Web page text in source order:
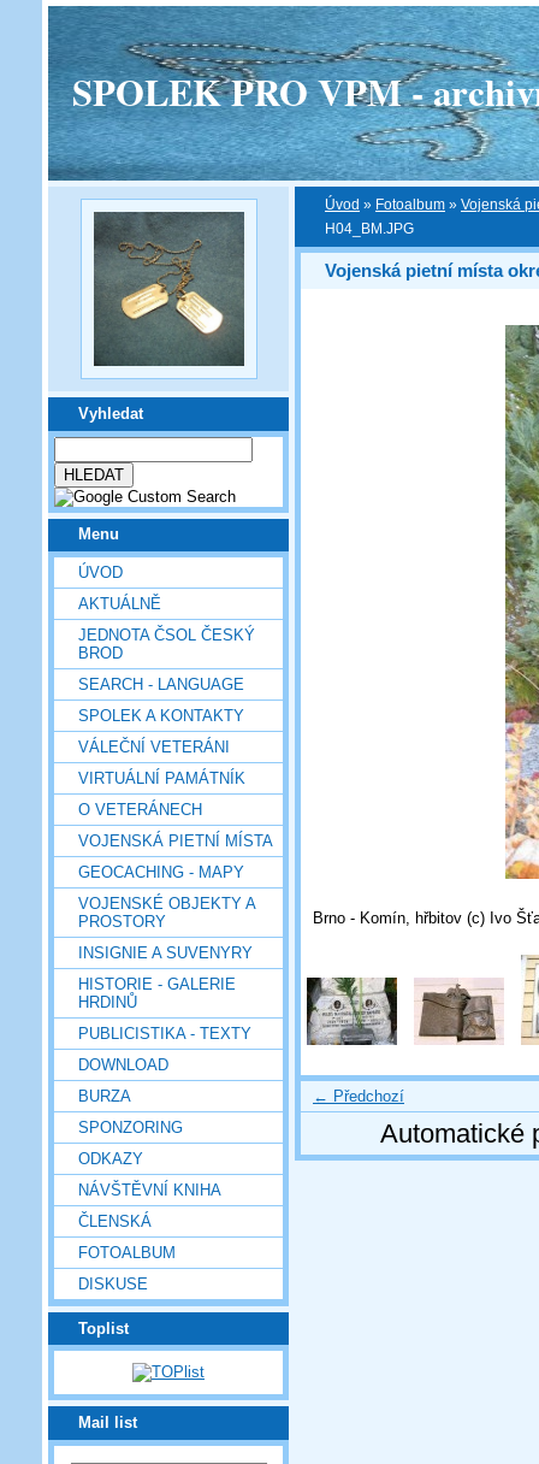
SPOLEK PRO VPM -
Vyhledat
Menu
ÚVOD
AKTUÁLNĚ
JEDNOTA ČSOL ČESKÝ
BROD
SEARCH - LANGUAGE
SPOLEK A KONTAKTY
VÁLEČNÍ VETERÁNI
VIRTUÁLNÍ PAMÁTNÍK
O VETERÁNECH
VOJENSKÁ PIETNÍ MÍSTA
GEOCACHING - MAPY
VOJENSKÉ OBJEKTY A
PROSTORY
INSIGNIE A SUVENYRY
HISTORIE - GALERIE
HRDINŮ
PUBLICISTIKA - TEXTY
DOWNLOAD
BURZA
SPONZORING
ODKAZY
NÁVŠTĚVNÍ KNIHA
ČLENSKÁ
FOTOALBUM
DISKUSE
Toplist
Mail list
Úvod » Fotoalbum » Vojenská
H04_BM.JPG
Vojenská pietní místa
Brno - Komín, hřbitov (c) Ivo
← Předchozí
Automatické